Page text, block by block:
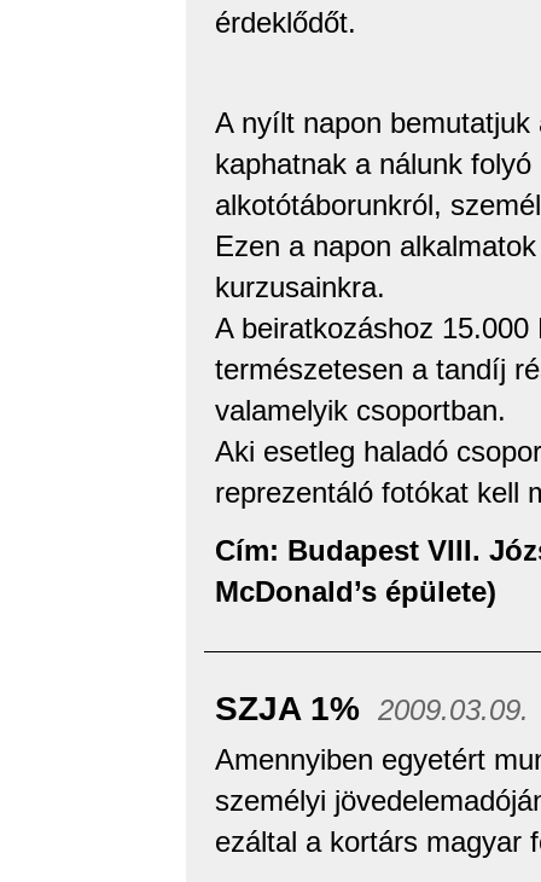
érdeklődőt.
A nyílt napon
kaphatnak a nálunk
alkotótáborunkról,
Ezen a napon
kurzusainkra.
A beiratkozáshoz
természetesen a tandíj
valamelyik csoportban.
Aki esetleg haladó
reprezentáló fotókat kell
Cím: Budapest VIII.
McDonald’s épülete)
SZJA 1% 2009.03.09.
Amennyiben egyetért
személyi
ezáltal a kortárs magyar